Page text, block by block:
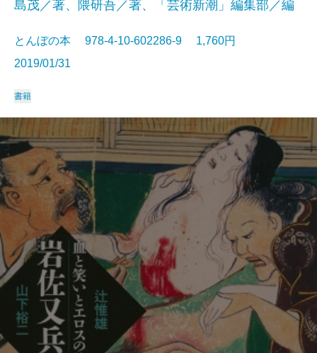
島茂／著、隈研吾／著、「芸術新潮」編集部／編
とんぼの本 978-4-10-602286-9 1,760円
2019/01/31
書籍